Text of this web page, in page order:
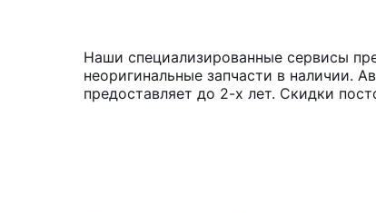
Наши специализированные сервисы
неоригинальные запчасти в наличии.
предоставляет до 2-х лет. Скидки